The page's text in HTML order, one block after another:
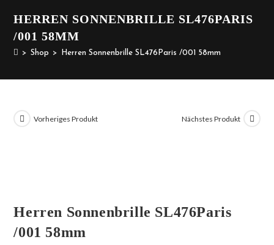
HERREN SONNENBRILLE SL476PARIS
/001 58MM
> Shop > Herren Sonnenbrille SL476Paris /001 58mm
Vorheriges Produkt Nächstes Produkt
Herren Sonnenbrille SL476Paris
/001 58mm